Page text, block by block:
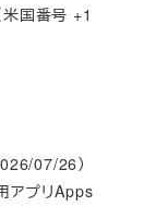
国番号 +1
07/26）
アプリApps